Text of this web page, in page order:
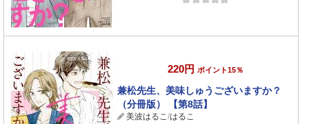
220円 ポイント15％
兼松先生、美味しゅうございますか？
（分冊版） 【第8話】
美波はるこ/はるこ